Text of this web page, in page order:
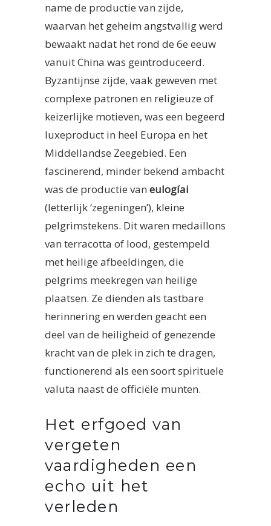
name de productie van zijde,
waarvan het geheim angstvallig werd
bewaakt nadat het rond de 6e eeuw
vanuit China was geïntroduceerd.
Byzantijnse zijde, vaak geweven met
complexe patronen en religieuze of
keizerlijke motieven, was een begeerd
luxeproduct in heel Europa en het
Middellandse Zeegebied. Een
fascinerend, minder bekend ambacht
was de productie van eulogíai
(letterlijk ‘zegeningen’), kleine
pelgrimstekens. Dit waren medaillons
van terracotta of lood, gestempeld
met heilige afbeeldingen, die
pelgrims meekregen van heilige
plaatsen. Ze dienden als tastbare
herinnering en werden geacht een
deel van de heiligheid of genezende
kracht van de plek in zich te dragen,
functionerend als een soort spirituele
valuta naast de officiële munten.
Het erfgoed van
vergeten
vaardigheden een
echo uit het
verleden